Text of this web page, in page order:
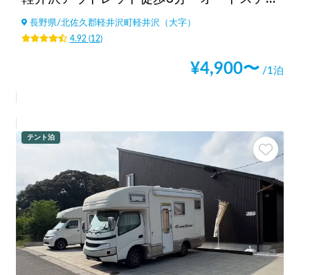
長野県/北佐久郡軽井沢町軽井沢（大字）
4.92(12)
¥4,900〜 /1泊
テント泊